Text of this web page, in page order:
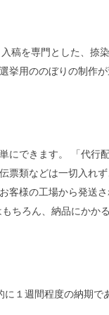
稿を専門とした、捺
挙用ののぼりの制作
にできます。 「代行
票類などは一切入れ
客様の工場から発送
ちろん、納品にかか
１週間程度の納期で